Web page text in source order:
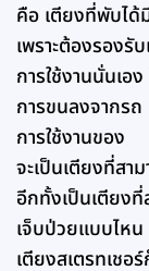
คือ เตียงที่พับได้
เพราะต้องรอง
การใช้งานนั่นเอ
การขนลงจากรถ
การใช้งานของ
จะเป็นเตียงที่สา
อีกทั้งเป็นเตียงที่
เจ็บป่วยแบบไห
เตียงสเตรทเชอ